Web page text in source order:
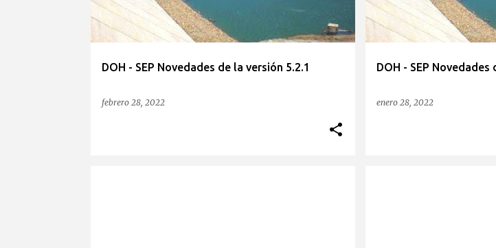
DOH - SEP Novedades de la versión 5.2.1
febrero 28, 2022
DOH - SEP Novedades
enero 28, 2022